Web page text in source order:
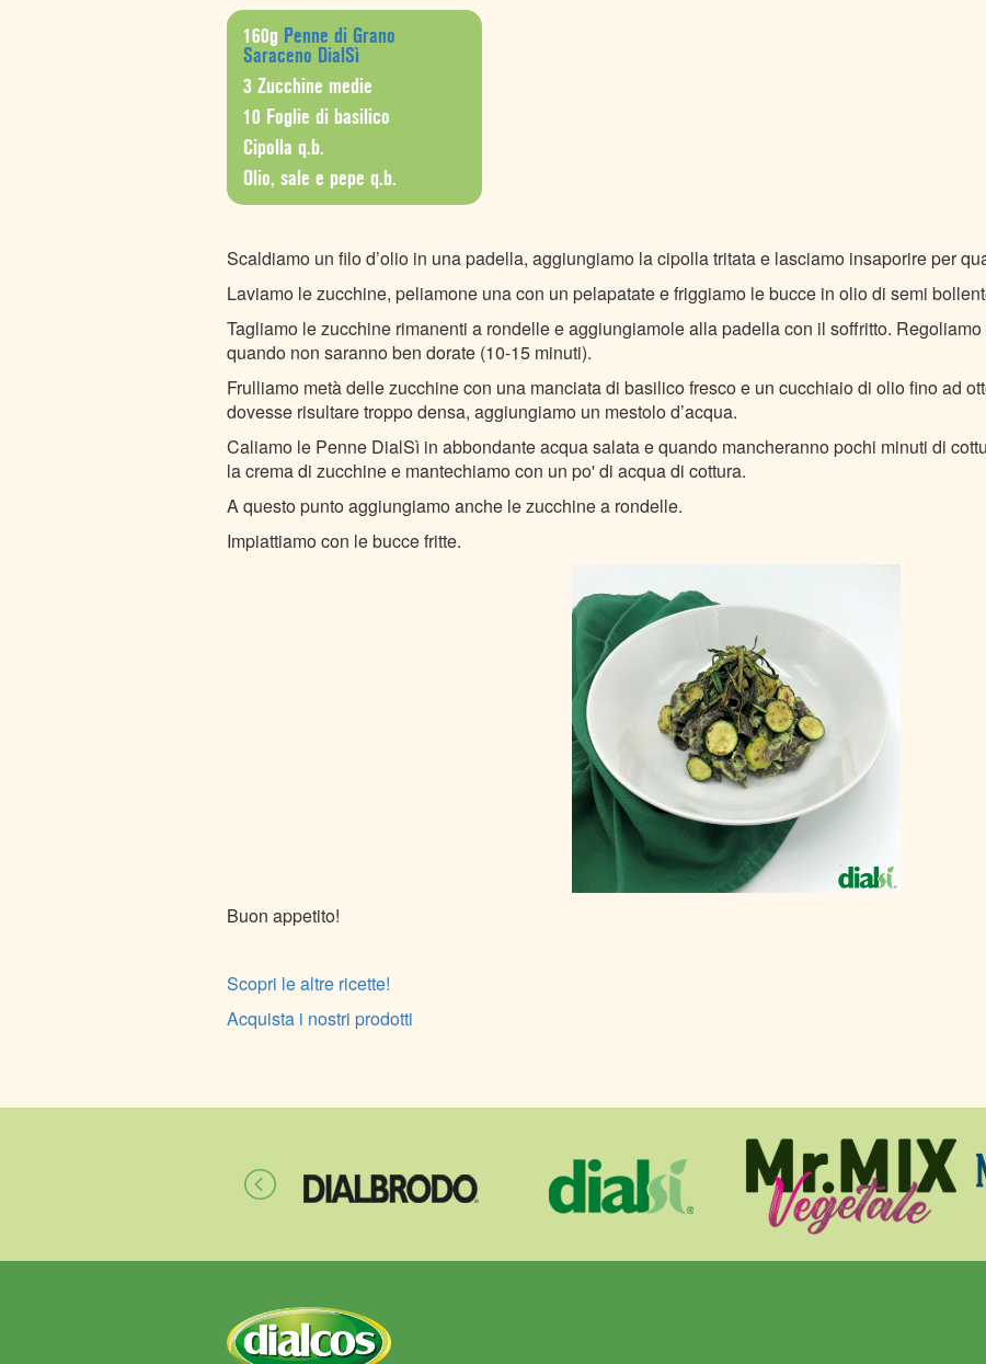
160g Penne di Grano
Saraceno DialSì
3 Zucchine medie
10 Foglie di basilico
Cipolla q.b.
Olio, sale e pepe q.b.
Scaldiamo un filo d’olio in una padella, aggiungiamo la cipolla tritata e lasciamo insaporire per
Laviamo le zucchine, peliamone una con un pelapatate e friggiamo le bucce in olio di semi
Tagliamo le zucchine rimanenti a rondelle e aggiungiamole alla padella con il soffritto.
quando non saranno ben dorate (10-15 minuti).
Frulliamo metà delle zucchine con una manciata di basilico fresco e un cucchiaio di olio fino ad
dovesse risultare troppo densa, aggiungiamo un mestolo d’acqua.
Caliamo le Penne DialSì in abbondante acqua salata e quando mancheranno pochi minuti di
la crema di zucchine e mantechiamo con un po' di acqua di cottura.
A questo punto aggiungiamo anche le zucchine a rondelle.
Impiattiamo con le bucce fritte.
Buon appetito!
Scopri le altre ricette!
Acquista i nostri prodotti